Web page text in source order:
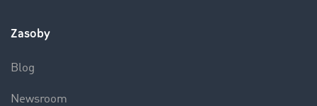
Zasoby
Blog
Newsroom